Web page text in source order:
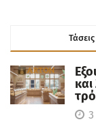
Τάσεις
3